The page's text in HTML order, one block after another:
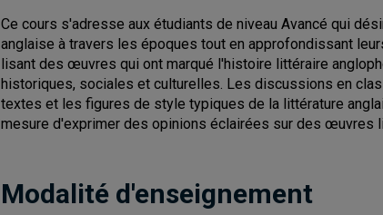
Ce cours s'adresse aux étudiants de niveau Avancé qui
anglaise à travers les époques tout en approfondissant
lisant des œuvres qui ont marqué l'histoire littéraire
historiques, sociales et culturelles. Les discussions en
textes et les figures de style typiques de la littérature
mesure d'exprimer des opinions éclairées sur des œuvres
Modalité d'enseignement